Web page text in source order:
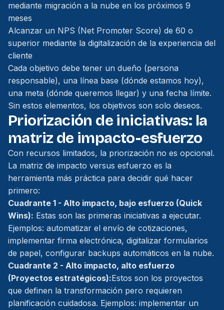
mediante migración a la nube en los próximos 9
meses
Alcanzar un NPS (Net Promoter Score) de 60 o
superior mediante la digitalización de la experiencia del
cliente
Cada objetivo debe tener un dueño (persona
responsable), una línea base (dónde estamos hoy),
una meta (dónde queremos llegar) y una fecha límite.
Sin estos elementos, los objetivos son solo deseos.
Priorización de iniciativas: la
matriz de impacto-esfuerzo
Con recursos limitados, la priorización no es opcional.
La matriz de impacto versus esfuerzo es la
herramienta más práctica para decidir qué hacer
primero:
Cuadrante 1 - Alto impacto, bajo esfuerzo (Quick
Wins): Estas son las primeras iniciativas a ejecutar.
Ejemplos: automatizar el envío de cotizaciones,
implementar firma electrónica, digitalizar formularios
de papel, configurar backups automáticos en la nube.
Cuadrante 2 - Alto impacto, alto esfuerzo
(Proyectos estratégicos):Estos son los proyectos
que definen la transformación pero requieren
planificación cuidadosa. Ejemplos: implementar un